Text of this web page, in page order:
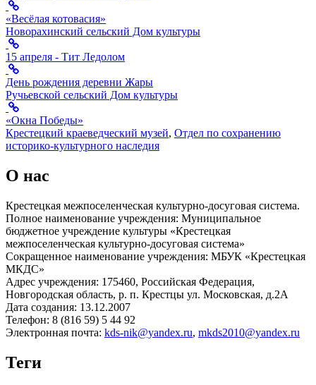
«Весёлая котовасия»
Новорахинский сельский Дом культуры
15 апреля - Тит Ледолом
День рождения деревни Жары
Ручьевской сельский Дом культуры
«Окна Победы»
Крестецкий краеведческий музей, Отдел по сохранению
историко-культурного наследия
О нас
Крестецкая межпоселенческая культурно-досуговая система.
Полное наименование учреждения: Муниципальное
бюджетное учреждение культуры «Крестецкая
межпоселенческая культурно-досуговая система»
Сокращенное наименование учреждения: МБУК «Крестецкая
МКДС»
Адрес учреждения: 175460, Российская Федерация,
Новгородская область, р. п. Крестцы ул. Московская, д.2А
Дата создания: 13.12.2007
Телефон: 8 (816 59) 5 44 92
Электронная почта: kds-nik@yandex.ru, mkds2010@yandex.ru
Теги